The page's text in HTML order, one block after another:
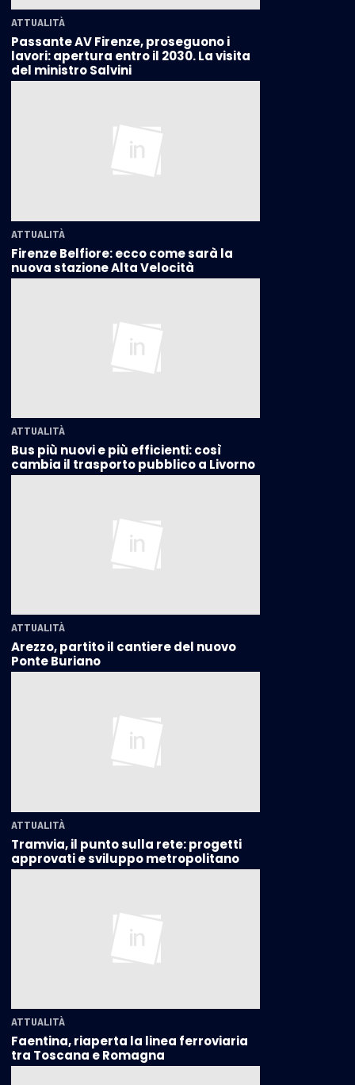
ATTUALITÀ
Passante AV Firenze, proseguono i
lavori: apertura entro il 2030. La visita
del ministro Salvini
ATTUALITÀ
Firenze Belfiore: ecco come sarà la
nuova stazione Alta Velocità
ATTUALITÀ
Bus più nuovi e più efficienti: così
cambia il trasporto pubblico a Livorno
ATTUALITÀ
Arezzo, partito il cantiere del nuovo
Ponte Buriano
ATTUALITÀ
Tramvia, il punto sulla rete: progetti
approvati e sviluppo metropolitano
ATTUALITÀ
Faentina, riaperta la linea ferroviaria
tra Toscana e Romagna